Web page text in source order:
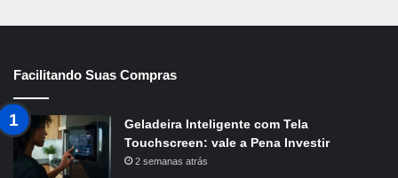
Facilitando Suas Compras
Geladeira Inteligente com Tela
Touchscreen: vale a Pena Investir
2 semanas atrás